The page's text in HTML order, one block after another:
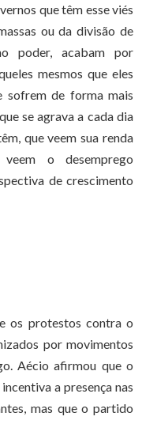
que têm esse viés
ou da divisão de
poder, acabam por
mesmos que eles
sofrem de forma mais
se agrava a cada dia
que veem sua renda
o desemprego
de crescimento
os protestos contra o
por movimentos
Aécio afirmou que o
a presença nas
mas que o partido